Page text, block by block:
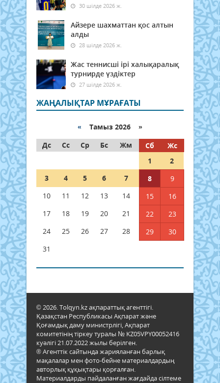
30 шілде 2026 ж.
Айзере шахматтан қос алтын
алды
28 шілде 2026 ж.
Жас теннисші ірі халықаралық
турнирде үздіктер
27 шілде 2026 ж.
ЖАҢАЛЫҚТАР МҰРАҒАТЫ
« Тамыз 2026 »
Дс
Сс Ср Бс Жм Сб
Жс
1
2
3
4 5 6 7 8
9
10
11 12 13 14 15
16
17
18 19 20 21 22
23
24
25 26 27 28 29
30
31
© 2026. Tolqyn.kz ақпараттық агенттігі.
Қазақстан Республикасы Ақпарат және
Қоғамдық даму министрлігі, Ақпарат
комитетінің тіркеу туралы № KZ05VPY00052416
куәлігі 21.07.2022 жылы берілген.
® Агенттік сайтында жарияланған барлық
мақалалар мен фото-бейне материалдардың
авторлық құқықтары қорғалған.
Материалдарды пайдаланған жағдайда сілтеме